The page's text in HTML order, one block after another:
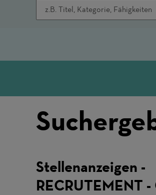
Stellenanzeigen -
RECRUTEMENT